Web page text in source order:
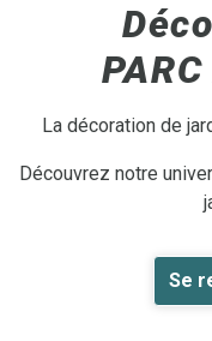
La décoration de
Découvrez notre
Se